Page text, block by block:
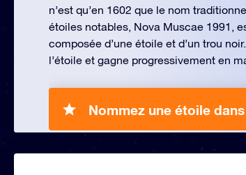
n’est qu’en 1602 que le nom
étoiles notables, Nova Muscae 1991,
composée d’une étoile et d’un trou
l’étoile et gagne progressivement en
Nommez une étoile